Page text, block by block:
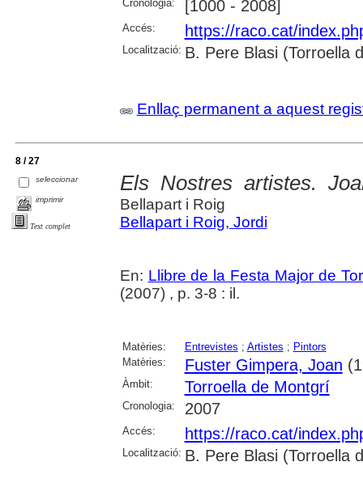
Cronologia: [1000 - 2008]
Accés: https://raco.cat/
Localització: B. Pere Blasi (Torroella
Enllaç permanent a aquest
8 / 27
seleccionar
imprimir
Text complet
Els Nostres artistes.
Bellapart i Roig
Bellapart i Roig, Jordi
En: Llibre de la Festa Major de
(2007) , p. 3-8 : il.
Matèries: Entrevistes ; Artistes ; Pintors
Matèries:
Fuster Gimpera, Joan
Àmbit: Torroella de Montgrí
Cronologia: 2007
Accés: https://raco.cat/
Localització: B. Pere Blasi (Torroella